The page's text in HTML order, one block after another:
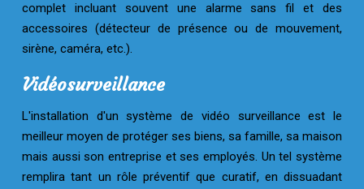
complet incluant souvent une alarme sans fil et des
accessoires (détecteur de présence ou de mouvement,
sirène, caméra, etc.).
Vidéosurveillance
L'installation d'un système de vidéo surveillance est le
meilleur moyen de protéger ses biens, sa famille, sa maison
mais aussi son entreprise et ses employés. Un tel système
remplira tant un rôle préventif que curatif, en dissuadant